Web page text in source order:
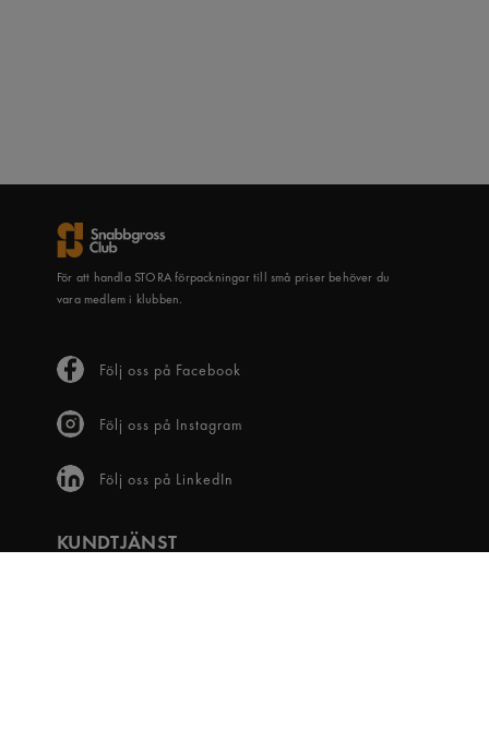
För att handla STORA förpackningar till små priser behöver du
vara medlem i klubben.
Följ oss på Facebook
Följ oss på Instagram
Följ oss på LinkedIn
KUNDTJÄNST